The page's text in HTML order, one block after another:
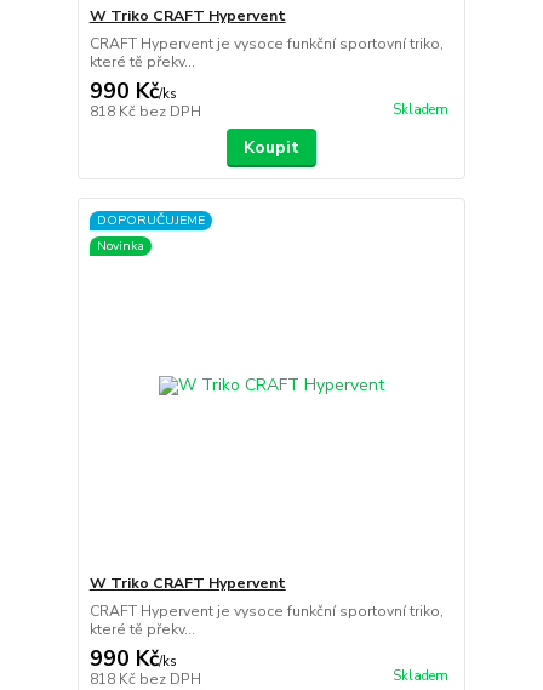
W Triko CRAFT Hypervent
CRAFT Hypervent je vysoce funkční sportovní triko,
které tě překv...
990 Kč/ks
818 Kč bez DPH Skladem
Koupit
DOPORUČUJEME
Novinka
W Triko CRAFT Hypervent
CRAFT Hypervent je vysoce funkční sportovní triko,
které tě překv...
990 Kč/ks
818 Kč bez DPH Skladem